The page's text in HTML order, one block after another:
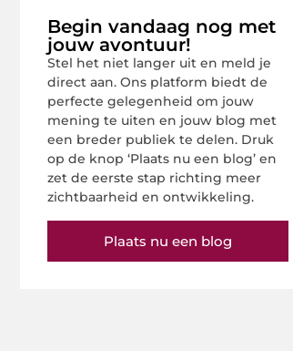
Begin vandaag nog met
jouw avontuur!
Stel het niet langer uit en meld je
direct aan. Ons platform biedt de
perfecte gelegenheid om jouw
mening te uiten en jouw blog met
een breder publiek te delen. Druk
op de knop ‘Plaats nu een blog’ en
zet de eerste stap richting meer
zichtbaarheid en ontwikkeling.
Plaats nu een blog